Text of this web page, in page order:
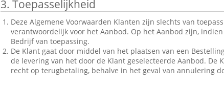
3. Toepasselijkheid
Deze Algemene Voorwaarden Klanten zijn slechts van
verantwoordelijk voor het Aanbod. Op het Aanbod zijn,
Bedrijf van toepassing.
De Klant gaat door middel van het plaatsen van een
de levering van het door de Klant geselecteerde Aanbod. De
recht op terugbetaling, behalve in het geval van annulering